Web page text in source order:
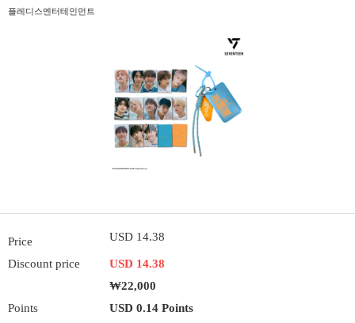
플레디스엔터테인먼트
Price USD 14.38
Discount price
USD 14.38
₩22,000
Points
USD 0.14 Points